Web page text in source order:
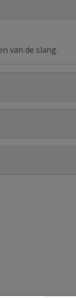
van de slang.